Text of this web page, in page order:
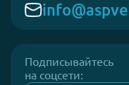
Подписывайтесь
на соцсети: